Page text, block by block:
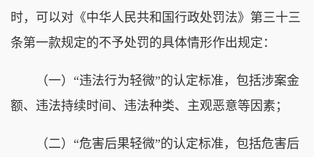
时，可以对《中华人民共和国行政处罚法》第三十三
条第一款规定的不予处罚的具体情形作出规定：
（一）“违法行为轻微”的认定标准，包括涉案金
额、违法持续时间、违法种类、主观恶意等因素；
（二）“危害后果轻微”的认定标准，包括危害后